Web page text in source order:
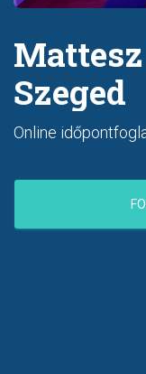
Szeged
Online